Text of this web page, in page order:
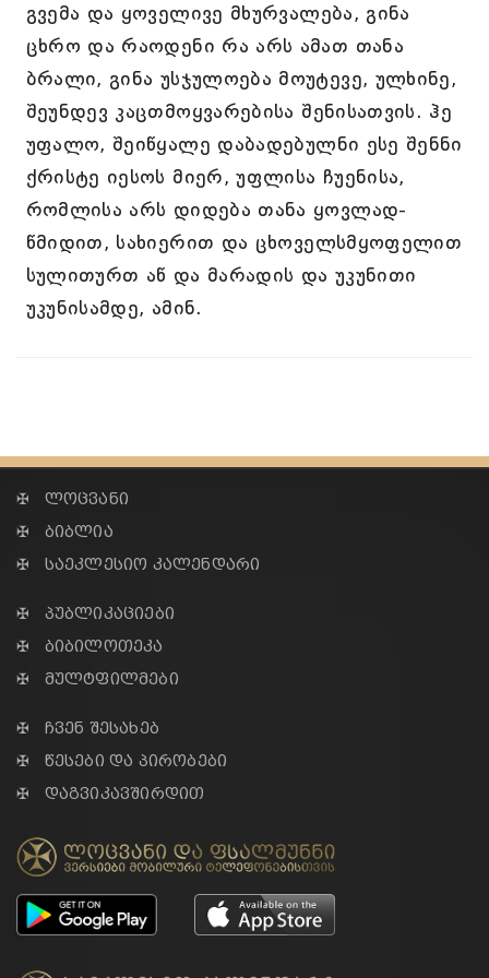
გვემა და ყოველივე მხურვალება, გინა
ცხრო და რაოდენი რა არს ამათ თანა
ბრალი, გინა უსჯულოება მოუტევე, ულხინე,
შეუნდევ კაცთმოყვარებისა შენისათვის. ჰე
უფალო, შეიწყალე დაბადებულნი ესე შენნი
ქრისტე იესოს მიერ, უფლისა ჩუენისა,
რომლისა არს დიდება თანა ყოვლად-
წმიდით, სახიერით და ცხოველსმყოფელით
სულითურთ აწ და მარადის და უკუნითი
უკუნისამდე, ამინ.
✠ ლოცვანი
✠ ბიბლია
✠ საეკლესიო კალენდარი
✠ პუბლიკაციები
✠ ბიბილოთეკა
✠ მულტფილმები
✠ ჩვენ შესახებ
✠ წესები და პირობები
✠ დაგვიკავშირდით